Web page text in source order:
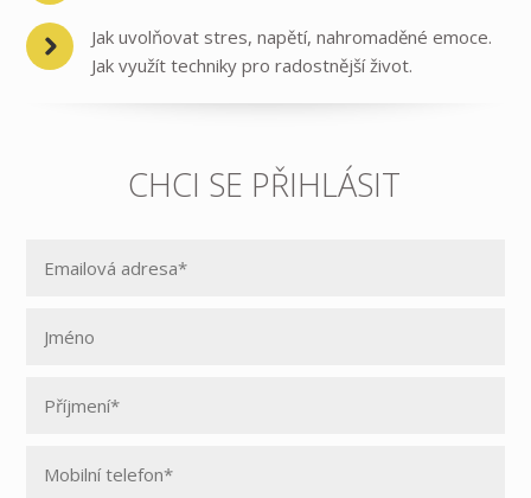
Jak uvolňovat stres, napětí, nahromaděné emoce.
Jak využít techniky pro radostnější život.
CHCI SE PŘIHLÁSIT